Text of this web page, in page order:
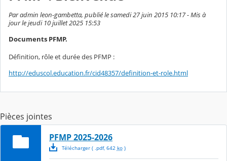
Par admin leon-gambetta, publié le samedi 27 juin 2015 10:17 - Mis à
jour le jeudi 10 juillet 2025 15:53
Documents PFMP.
Définition, rôle et durée des PFMP :
http://eduscol.education.fr/cid48357/definition-et-role.html
Pièces jointes
PFMP 2025-2026
Télécharger( .pdf, 642 ko)